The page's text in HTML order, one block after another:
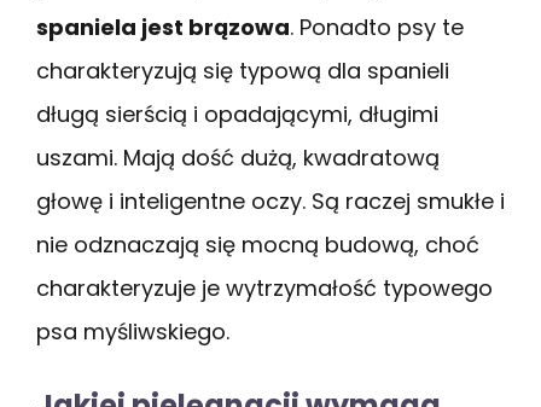
spaniela jest brązowa. Ponadto psy te
charakteryzują się typową dla spanieli
długą sierścią i opadającymi, długimi
uszami. Mają dość dużą, kwadratową
głowę i inteligentne oczy. Są raczej smukłe i
nie odznaczają się mocną budową, choć
charakteryzuje je wytrzymałość typowego
psa myśliwskiego.